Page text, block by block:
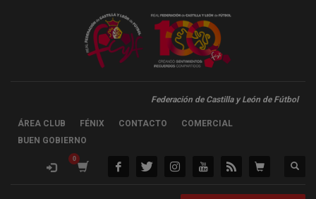
Federación de Castilla y León de Fútbol
ÁREA CLUB FÉNIX CONTACTO
COMERCIAL
BUEN GOBIERNO